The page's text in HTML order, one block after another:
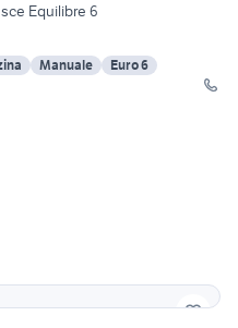
Equilibre 6
Manuale
Euro 6